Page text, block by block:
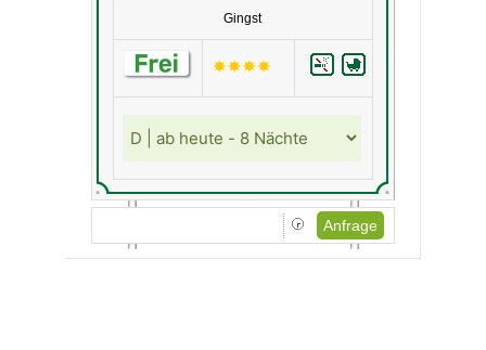
Gingst
Anfrage